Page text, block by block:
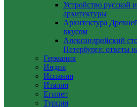
Устройство русской
архитектуры
Архитектура
вкусом
Александрийский
Петербурге: ответы
Германия
Индия
Испания
Италия
Египет
Турция